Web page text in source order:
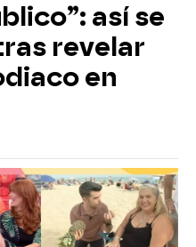
así se
revelar
en